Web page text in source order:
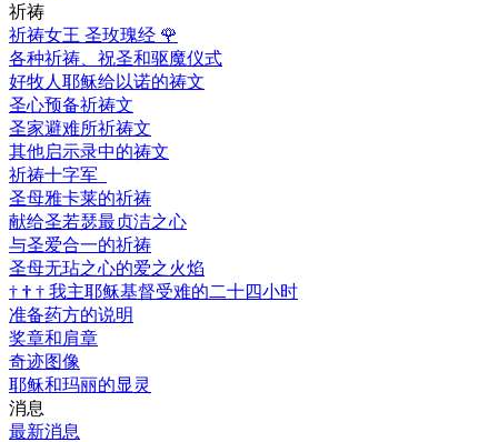
祈祷
祈祷女王 圣玫瑰经 🌹
各种祈祷、祝圣和驱魔仪式
好牧人耶稣给以诺的祷文
圣心预备祈祷文
圣家避难所祈祷文
其他启示录中的祷文
祈祷十字军
圣母雅卡莱的祈祷
献给圣若瑟最贞洁之心
与圣爱合一的祈祷
圣母无玷之心的爱之火焰
† † † 我主耶稣基督受难的二十四小时
准备药方的说明
奖章和肩章
奇迹图像
耶稣和玛丽的显灵
消息
最新消息